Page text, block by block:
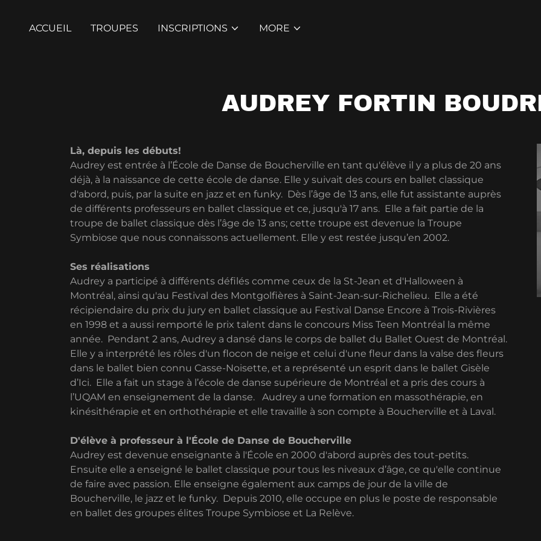
ACCUEIL TROUPES INSCRIPTIONS MORE
AUDREY FORTIN
Là, depuis les débuts!
Audrey est entrée à l’École de Danse de Boucherville en tant qu'élève il y a plus de 20 ans
déjà, à la naissance de cette école de danse. Elle y suivait des cours en ballet classique
d'abord, puis, par la suite en jazz et en funky. Dès l’âge de 13 ans, elle fut assistante auprès
de différents professeurs en ballet classique et ce, jusqu'à 17 ans. Elle a fait partie de la
troupe de ballet classique dès l’âge de 13 ans; cette troupe est devenue la Troupe
Symbiose que nous connaissons actuellement. Elle y est restée jusqu’en 2002.
Ses réalisations
Audrey a participé à différents défilés comme ceux de la St-Jean et d'Halloween à
Montréal, ainsi qu'au Festival des Montgolfières à Saint-Jean-sur-Richelieu. Elle a été
récipiendaire du prix du jury en ballet classique au Festival Danse Encore à Trois-Rivières
en 1998 et a aussi remporté le prix talent dans le concours Miss Teen Montréal la même
année. Pendant 2 ans, Audrey a dansé dans le corps de ballet du Ballet Ouest de Montréal.
Elle y a interprété les rôles d'un flocon de neige et celui d'une fleur dans la valse des fleurs
dans le ballet bien connu Casse-Noisette, et a représenté un esprit dans le ballet Gisèle
d’Ici. Elle a fait un stage à l’école de danse supérieure de Montréal et a pris des cours à
l’UQAM en enseignement de la danse. Audrey a une formation en massothérapie, en
kinésithérapie et en orthothérapie et elle travaille à son compte à Boucherville et à Laval.
D'élève à professeur à l'École de Danse de Boucherville
Audrey est devenue enseignante à l'École en 2000 d'abord auprès des tout-petits.
Ensuite elle a enseigné le ballet classique pour tous les niveaux d’âge, ce qu'elle continue
de faire avec passion. Elle enseigne également aux camps de jour de la ville de
Boucherville, le jazz et le funky. Depuis 2010, elle occupe en plus le poste de responsable
en ballet des groupes élites Troupe Symbiose et La Relève.